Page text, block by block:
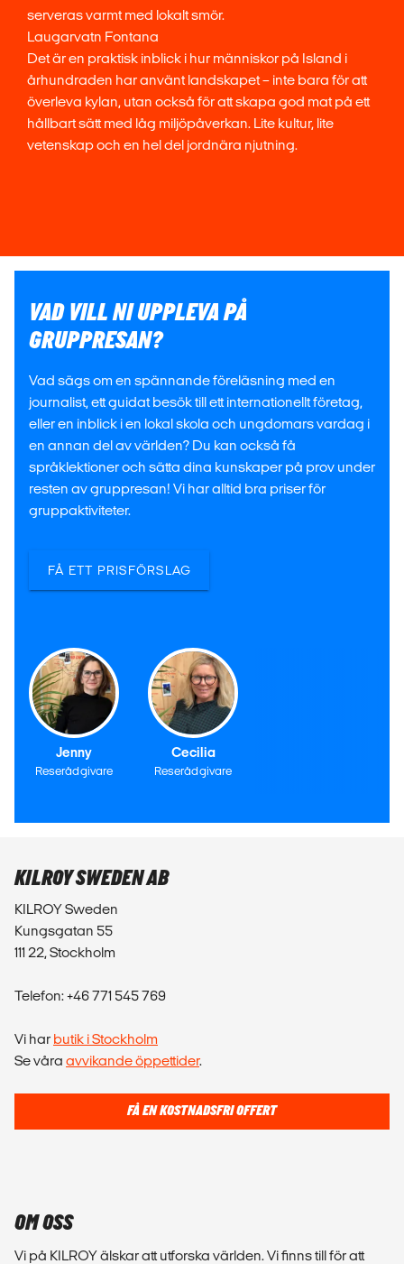
serveras varmt med lokalt smör.
Laugarvatn Fontana
Det är en praktisk inblick i hur människor på Island i
århundraden har använt landskapet – inte bara för att
överleva kylan, utan också för att skapa god mat på ett
hållbart sätt med låg miljöpåverkan. Lite kultur, lite
vetenskap och en hel del jordnära njutning.
VAD VILL NI UPPLEVA PÅ
GRUPPRESAN?
Vad sägs om en spännande föreläsning med en
journalist, ett guidat besök till ett internationellt företag,
eller en inblick i en lokal skola och ungdomars vardag i
en annan del av världen? Du kan också få
språklektioner och sätta dina kunskaper på prov under
resten av gruppresan! Vi har alltid bra priser för
gruppaktiviteter.
FÅ ETT PRISFÖRSLAG
Jenny
Reserådgivare
Cecilia
Reserådgivare
KILROY SWEDEN AB
KILROY Sweden
Kungsgatan 55
111 22, Stockholm
Telefon: +46 771 545 769
Vi har butik i Stockholm
Se våra avvikande öppettider.
FÅ EN KOSTNADSFRI OFFERT
OM OSS
Vi på KILROY älskar att utforska världen. Vi finns till för att